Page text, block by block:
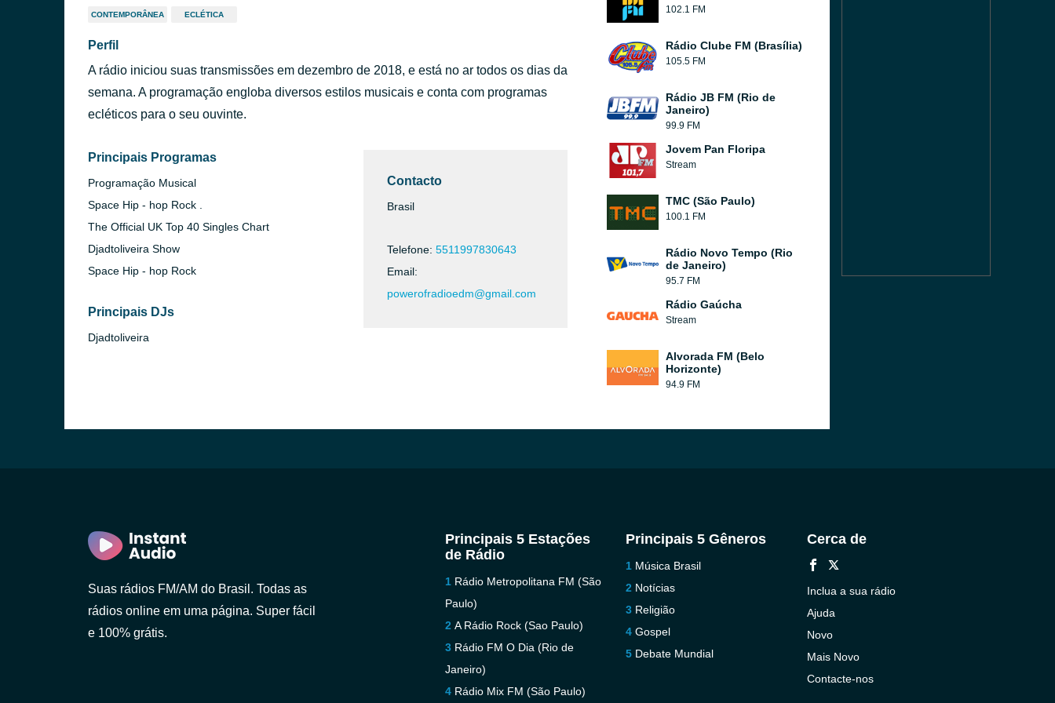
CONTEMPORÂNEA ECLÉTICA
Perfil
A rádio iniciou suas transmissões em dezembro de 2018, e está no ar todos os dias da
semana. A programação engloba diversos estilos musicais e conta com programas
ecléticos para o seu ouvinte.
Principais Programas
Programação Musical
Space Hip - hop Rock .
The Official UK Top 40 Singles Chart
Djadtoliveira Show
Space Hip - hop Rock
Principais DJs
Djadtoliveira
Contacto
Brasil
Telefone: 5511997830643
Email:
powerofradioedm@gmail.com
102.1 FM
Rádio Clube FM (Brasília)
105.5 FM
Rádio JB FM (Rio de
Janeiro)
99.9 FM
Jovem Pan Floripa
Stream
TMC (São Paulo)
100.1 FM
Rádio Novo Tempo (Rio
de Janeiro)
95.7 FM
Rádio Gaúcha
Stream
Alvorada FM (Belo
Horizonte)
94.9 FM
Suas rádios FM/AM do Brasil. Todas as
rádios online em uma página. Super fácil
e 100% grátis.
Principais 5 Estações
de Rádio
Rádio Metropolitana FM (São
Paulo)
A Rádio Rock (Sao Paulo)
Rádio FM O Dia (Rio de
Janeiro)
Rádio Mix FM (São Paulo)
Principais 5 Gêneros
Música Brasil
Notícias
Religião
Gospel
Debate Mundial
Cerca de
Inclua a sua rádio
Ajuda
Novo
Mais Novo
Contacte-nos